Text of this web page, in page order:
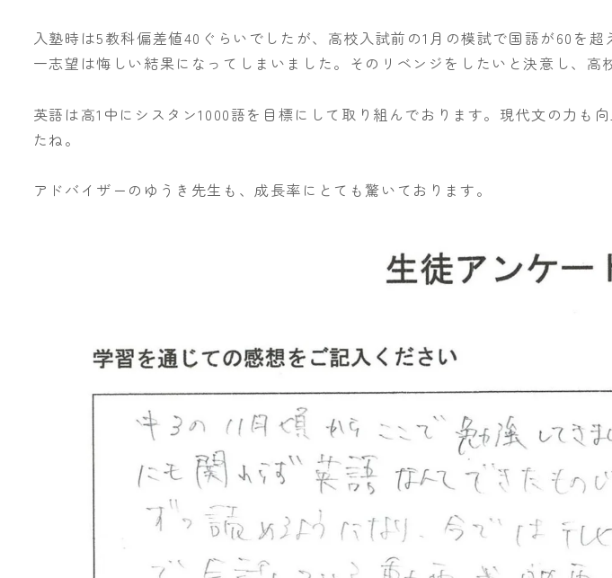
入塾時は5教科偏差値40ぐらいでしたが、高校入試前の1月の模試で国語が60を
一志望は悔しい結果になってしまいました。そのリベンジをしたいと決意し、高
英語は高1中にシスタン1000語を目標にして取り組んでおります。現代文の力
たね。
アドバイザーのゆうき先生も、成長率にとても驚いております。